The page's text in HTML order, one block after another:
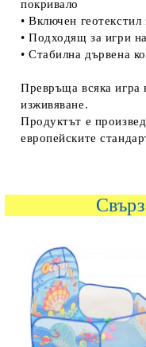
покривало
• Включен
• Подходящ за игри
• Стабилна дървена
Превръща всяка игра
изживяване.
Продуктът е
европейските